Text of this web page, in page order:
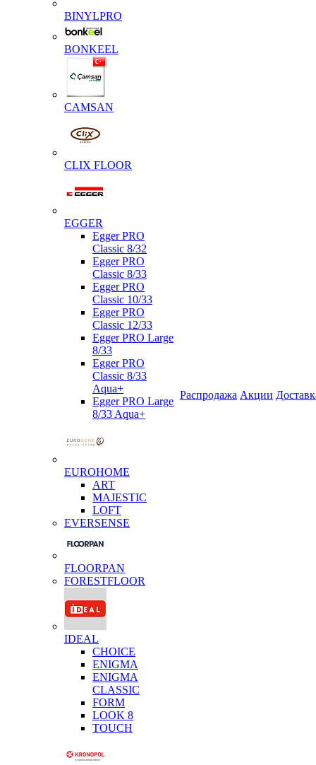
BINYLPRO
BONKEEL
CAMSAN
CLIX FLOOR
EGGER
Egger PRO
Classic 8/32
Egger PRO
Classic 8/33
Egger PRO
Classic 10/33
Egger PRO
Classic 12/33
Egger PRO Large
8/33
Egger PRO
Classic 8/33
Aqua+
Egger PRO Large
8/33 Aqua+
EUROHOME
ART
MAJESTIC
LOFT
EVERSENSE
FLOORPAN
FORESTFLOOR
IDEAL
CHOICE
ENIGMA
ENIGMA
CLASSIC
FORM
LOOK 8
TOUCH
Распродажа Акции